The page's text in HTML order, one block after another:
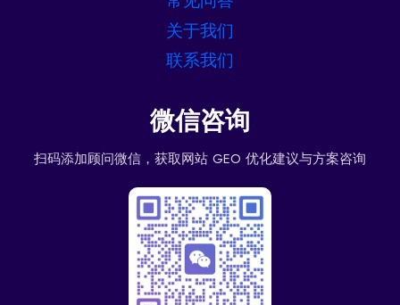
关于我们
联系我们
微信咨询
扫码添加顾问微信，获取网站 GEO 优化建议与方案咨询